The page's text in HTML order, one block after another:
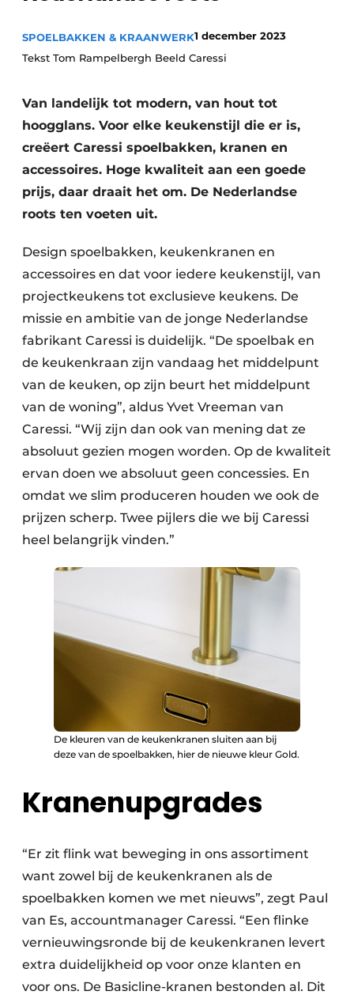
Vacature aanmelden
Video’s
SPOELBAKKEN & KRAANWERK1 december 2023
Tekst Tom Rampelbergh Beeld Caressi
Van landelijk tot modern, van hout tot
hoogglans. Voor elke keukenstijl die er is,
creëert Caressi spoelbakken, kranen en
accessoires. Hoge kwaliteit aan een goede
prijs, daar draait het om. De Nederlandse
roots ten voeten uit.
Design spoelbakken, keukenkranen en
accessoires en dat voor iedere keukenstijl, van
projectkeukens tot exclusieve keukens. De
missie en ambitie van de jonge Nederlandse
fabrikant Caressi is duidelijk. “De spoelbak en
de keukenkraan zijn vandaag het middelpunt
van de keuken, op zijn beurt het middelpunt
van de woning”, aldus Yvet Vreeman van
Caressi. “Wij zijn dan ook van mening dat ze
absoluut gezien mogen worden. Op de kwaliteit
ervan doen we absoluut geen concessies. En
omdat we slim produceren houden we ook de
prijzen scherp. Twee pijlers die we bij Caressi
heel belangrijk vinden.”
De kleuren van de keukenkranen sluiten aan bij
deze van de spoelbakken, hier de nieuwe kleur Gold.
Kranenupgrades
“Er zit flink wat beweging in ons assortiment
want zowel bij de keukenkranen als de
spoelbakken komen we met nieuws”, zegt Paul
van Es, accountmanager Caressi. “Een flinke
vernieuwingsronde bij de keukenkranen levert
extra duidelijkheid op voor onze klanten en
voor ons. De Basicline-kranen bestonden al. Dit